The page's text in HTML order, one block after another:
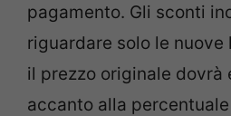
pagamento. Gli sconti
riguardare solo le nuove
il prezzo originale dovrà
accanto alla